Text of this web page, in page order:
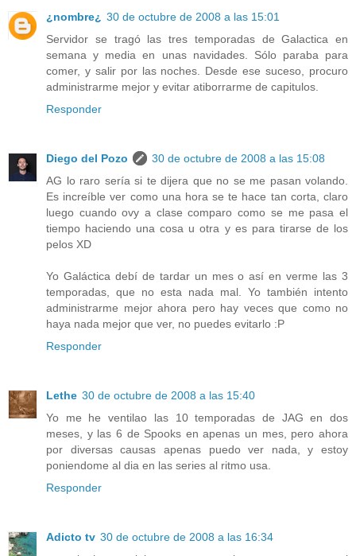
¿nombre¿ 30 de octubre de 2008 a las 15:01
Servidor se tragó las tres temporadas de Galactica en
semana y media en unas navidades. Sólo paraba para
comer, y salir por las noches. Desde ese suceso, procuro
administrarme mejor y evitar atiborrarme de capitulos.
Responder
Diego del Pozo
30 de octubre de 2008 a las 15:08
AG lo raro sería si te dijera que no se me pasan volando.
Es increíble ver como una hora se te hace tan corta, claro
luego cuando ovy a clase comparo como se me pasa el
tiempo haciendo una cosa u otra y es para tirarse de los
pelos XD
Yo Galáctica debí de tardar un mes o así en verme las 3
temporadas, que no esta nada mal. Yo también intento
administrarme mejor ahora pero hay veces que como no
haya nada mejor que ver, no puedes evitarlo :P
Responder
Lethe 30 de octubre de 2008 a las 15:40
Yo me he ventilao las 10 temporadas de JAG en dos
meses, y las 6 de Spooks en apenas un mes, pero ahora
por diversas causas apenas puedo ver nada, y estoy
poniendome al dia en las series al ritmo usa.
Responder
Adicto tv 30 de octubre de 2008 a las 16:34